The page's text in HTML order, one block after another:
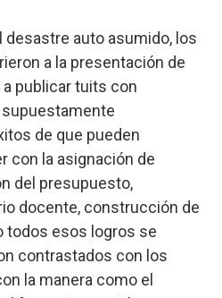
auto asumido, los
a la presentación de
publicar tuits con
de que pueden
con la asignación de
del presupuesto,
docente, construcción de
todos esos logros se
contrastados con los
la manera como el